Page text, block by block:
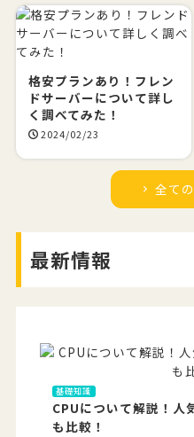
格安プランあり！フレン
ドサーバーについて詳し
く調べてみた！
2024/02/23
全て
最新情報
基礎知識
CPUについて解説！人
も比較！